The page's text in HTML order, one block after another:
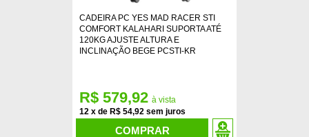
CADEIRA PC YES MAD RACER STI
COMFORT KALAHARI SUPORTA ATÉ
120KG AJUSTE ALTURA E
INCLINAÇÃO BEGE PCSTI-KR
12 x de R$ 54,92
R$ 579,92
COMPRAR